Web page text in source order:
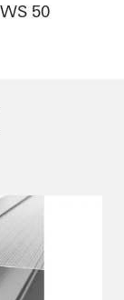
50